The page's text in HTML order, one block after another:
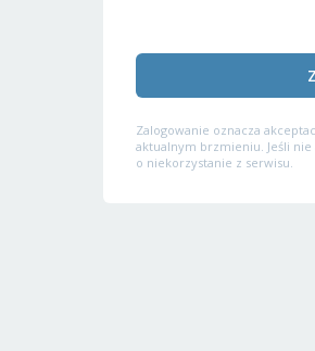
Zalogowanie oznacza
aktualnym brzmieniu. Jeśli
o niekorzystanie z serwisu.